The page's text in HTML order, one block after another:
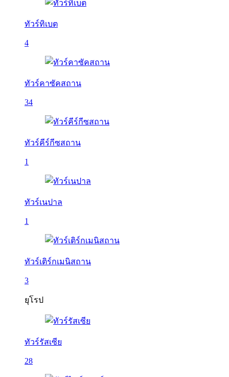
ทัวร์ทิเบต
4
ทัวร์คาซัคสถาน
34
ทัวร์คีร์กีซสถาน
1
ทัวร์เนปาล
1
ทัวร์เติร์กเมนิสถาน
3
ยุโรป
ทัวร์รัสเซีย
28